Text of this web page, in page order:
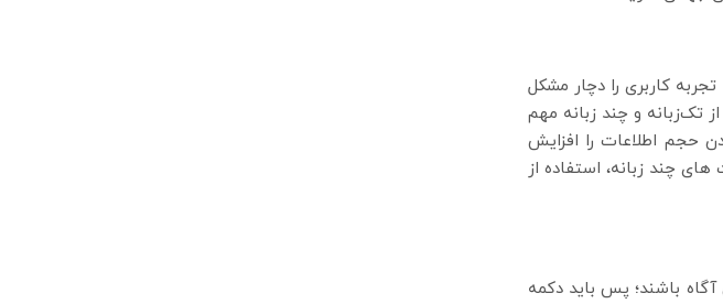
کاربری را دچار مشکل
تک‌زبانه و چند زبانه مهم
حجم اطلاعات را افزایش
چند زبانه، استفاده از
آگاه باشند؛ پس باید دکمه